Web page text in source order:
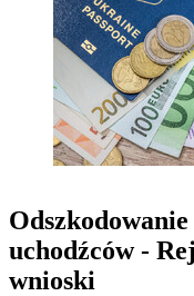
uchodźców -
wnioski